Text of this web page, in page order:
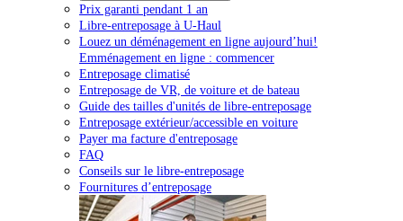
Prix garanti pendant 1 an
Libre-entreposage à U-Haul
Louez un déménagement en ligne aujourd’hui!
Emménagement en ligne : commencer
Entreposage climatisé
Entreposage de VR, de voiture et de bateau
Guide des tailles d'unités de libre-entreposage
Entreposage extérieur/accessible en voiture
Payer ma facture d'entreposage
FAQ
Conseils sur le libre-entreposage
Fournitures d’entreposage